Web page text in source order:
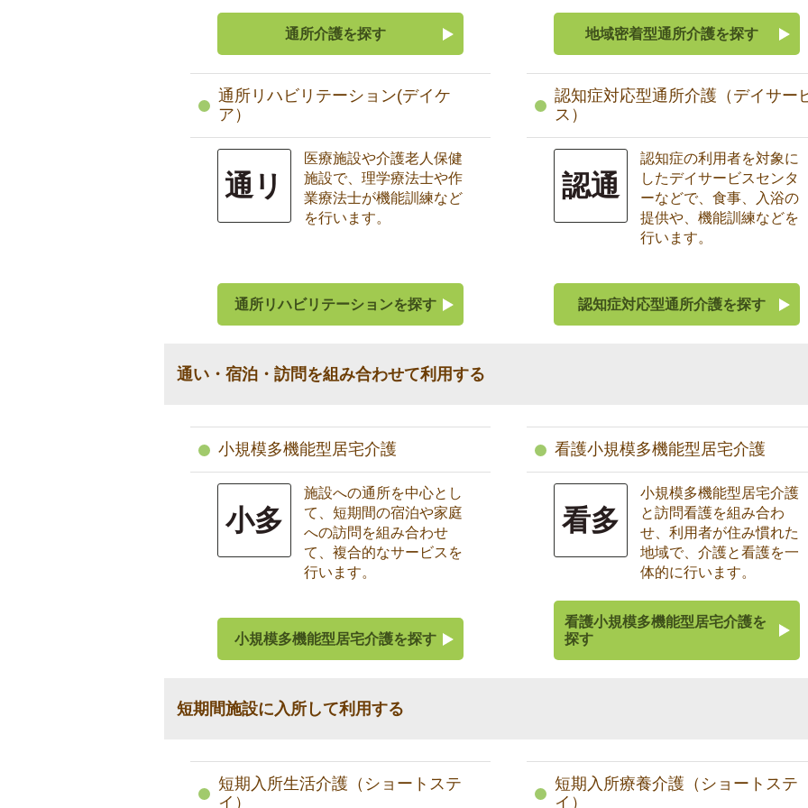
通所介護を探す 地域密着型通所介護を探す
通所リハビリテーション(デイケ
ア）
通リ
医療施設や介護老人保健
施設で、理学療法士や作
業療法士が機能訓練など
を行います。
通所リハビリテーションを探す
認知症対応型通所介護（デイサー
ス）
認通
認知症の利用者を対象に
したデイサービスセンタ
ーなどで、食事、入浴の
提供や、機能訓練などを
行います。
認知症対応型通所介護を探す
通い・宿泊・訪問を組み合わせて利用する
小規模多機能型居宅介護
小多
施設への通所を中心とし
て、短期間の宿泊や家庭
への訪問を組み合わせ
て、複合的なサービスを
行います。
小規模多機能型居宅介護を探す
看護小規模多機能型居宅介護
看多
小規模多機能型居宅介護
と訪問看護を組み合わ
せ、利用者が住み慣れた
地域で、介護と看護を一
体的に行います。
看護小規模多機能型居宅介護を
探す
短期間施設に入所して利用する
短期入所生活介護（ショートステ
イ）
短期入所療養介護（ショートステ
イ）